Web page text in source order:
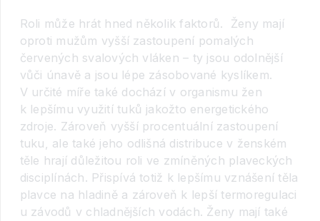
Roli může hrát hned několik faktorů. Ženy mají
oproti mužům vyšší zastoupení pomalých
červených svalových vláken – ty jsou odolnější
vůči únavě a jsou lépe zásobované kyslíkem.
V určité míře také dochází v organismu žen
k lepšímu využití tuků jakožto energetického
zdroje. Zároveň vyšší procentuální zastoupení
tuku, ale také jeho odlišná distribuce v ženském
těle hrají důležitou roli ve zmíněných plaveckých
disciplínách. Přispívá totiž k lepšímu vznášení těla
plavce na hladině a zároveň k lepší termoregulaci
u závodů v chladnějších vodách. Ženy mají také